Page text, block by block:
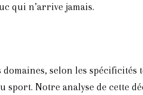
qui n’arrive jamais.
selon les
sport. Notre analyse de cette